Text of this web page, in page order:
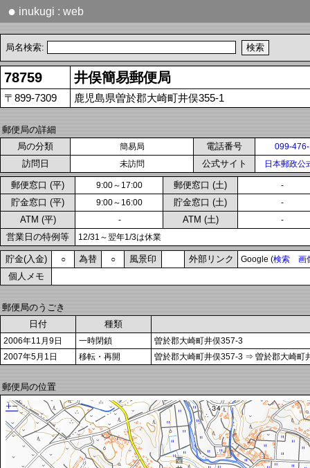
● inukugi : web
局名検索:
78759 井俣簡易郵便局
〒899-7309 鹿児島県曽於郡大崎町井俣355-1
郵便局の詳細
局の分類
簡易局 電話番号 099-
訪問日 未訪問 公式サイト 日本郵政公
郵便窓口 (平) 9:00～17:00 郵便窓口 (土) -
貯金窓口 (平) 9:00～16:00 貯金窓口 (土) -
ATM (平) - ATM (土) -
営業日の特例等 12/31～翌年1/3は休業
貯金(入金) ○ 為替 ○ 風景印 外部リンク Google (検索 画
個人メモ
郵便局のうごき
日付
種類
2006年11月9日 一時閉鎖
曽於郡大崎町井俣357-3
2007年5月1日
移転・再開 曽於郡大崎町井俣357-3 ⇒ 曽於郡大崎町
郵便局の位置